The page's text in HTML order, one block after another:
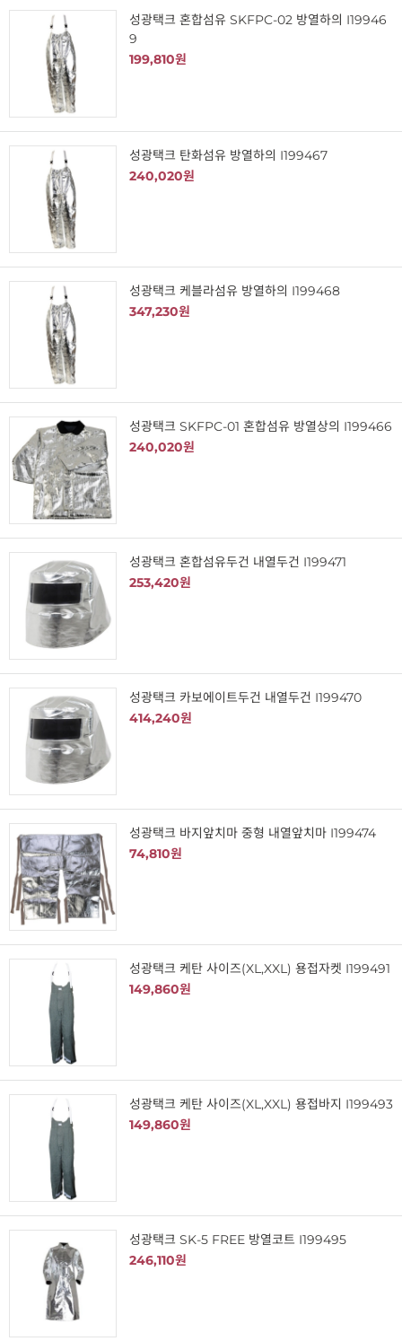
성광택크 혼합섬유 SKFPC-02 방열하의 I19946
9
199,810원
성광택크 탄화섬유 방열하의 I199467
240,020원
성광택크 케블라섬유 방열하의 I199468
347,230원
성광택크 SKFPC-01 혼합섬유 방열상의 I199466
240,020원
성광택크 혼합섬유두건 내열두건 I199471
253,420원
성광택크 카보에이트두건 내열두건 I199470
414,240원
성광택크 바지앞치마 중형 내열앞치마 I199474
74,810원
성광택크 케탄 사이즈(XL,XXL) 용접자켓 I199491
149,860원
성광택크 케탄 사이즈(XL,XXL) 용접바지 I199493
149,860원
성광택크 SK-5 FREE 방열코트 I199495
246,110원